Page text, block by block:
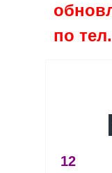
по
12